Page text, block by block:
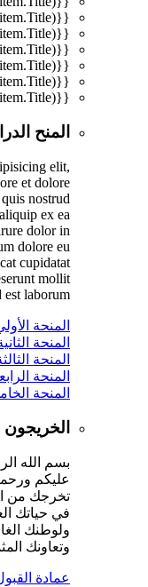
{{mmc.getCurrentTranslation(item.Title)}}
{{mmc.getCurrentTranslation(item.Title)}}
{{mmc.getCurrentTranslation(item.Title)}}
{{mmc.getCurrentTranslation(item.Title)}}
{{mmc.getCurrentTranslation(item.Title)}}
{{mmc.getCurrentTranslation(item.Title)}}
المنح
elit,
et dolore
nostrud
ex ea
dolor in
dolore eu
cupidatat
mollit
laborum.
المنحة
المنحة
المنحة
المنحة
المنحة
الخريجون
بسم الله
عليكم
تخرجك من
في حياتك
ولوطنك
وتعاونك
عمادة